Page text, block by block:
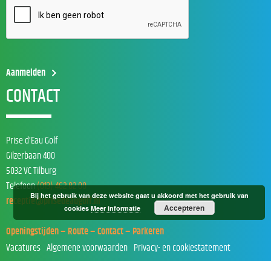
CONTACT
Prise d’Eau Golf
Gilzerbaan 400
5032 VC Tilburg
Telefoon(013) 462 82 00
receptie@prisedeaugolf.nl
Openingstijden – Route – Contact – Parkeren
Vacatures
Algemene voorwaarden Privacy- en cookiestatement
Bij het gebruik van deze website gaat u akkoord met het gebruik van
cookies Meer informatie Accepteren